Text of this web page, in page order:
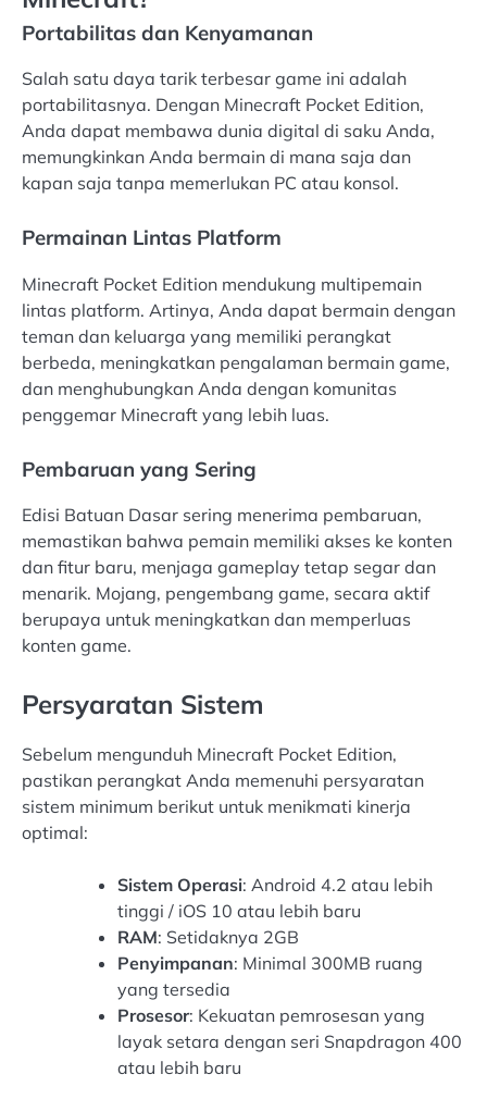
Portabilitas dan Kenyamanan
Salah satu daya tarik terbesar game ini adalah
portabilitasnya. Dengan Minecraft Pocket Edition,
Anda dapat membawa dunia digital di saku Anda,
memungkinkan Anda bermain di mana saja dan
kapan saja tanpa memerlukan PC atau konsol.
Permainan Lintas Platform
Minecraft Pocket Edition mendukung multipemain
lintas platform. Artinya, Anda dapat bermain dengan
teman dan keluarga yang memiliki perangkat
berbeda, meningkatkan pengalaman bermain game,
dan menghubungkan Anda dengan komunitas
penggemar Minecraft yang lebih luas.
Pembaruan yang Sering
Edisi Batuan Dasar sering menerima pembaruan,
memastikan bahwa pemain memiliki akses ke konten
dan fitur baru, menjaga gameplay tetap segar dan
menarik. Mojang, pengembang game, secara aktif
berupaya untuk meningkatkan dan memperluas
konten game.
Persyaratan Sistem
Sebelum mengunduh Minecraft Pocket Edition,
pastikan perangkat Anda memenuhi persyaratan
sistem minimum berikut untuk menikmati kinerja
optimal:
Sistem Operasi: Android 4.2 atau lebih
tinggi / iOS 10 atau lebih baru
RAM: Setidaknya 2GB
Penyimpanan: Minimal 300MB ruang
yang tersedia
Prosesor: Kekuatan pemrosesan yang
layak setara dengan seri Snapdragon 400
atau lebih baru